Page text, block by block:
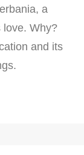
a
love. Why?
and its